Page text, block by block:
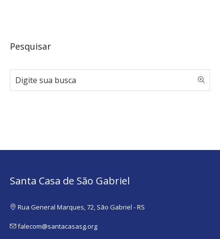
Pesquisar
Santa Casa de São Gabriel
Rua General Marques, 72, São Gabriel - RS
falecom@santacasasg.org